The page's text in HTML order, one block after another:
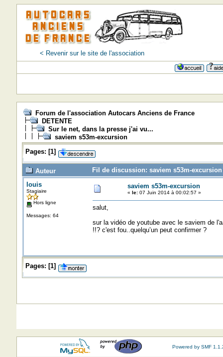
< Revenir sur le site de l'association
Forum de l'association Autocars Anciens de France
DETENTE
Sur le net, dans la presse j'ai vu...
saviem s53m-excursion
Pages: [1]
Auteur
Fil de discussion: saviem s53m-
louis
Stagiaire
Hors ligne
Messages: 64
saviem s53m-excursion
« le:07 Juin 2014 à 00:02:57 »
salut,
sur la vidéo de youtube avec le saviem de
!!? c'est fou..quelqu’un peut confirmer ?
Pages: [1]
Powered by SMF